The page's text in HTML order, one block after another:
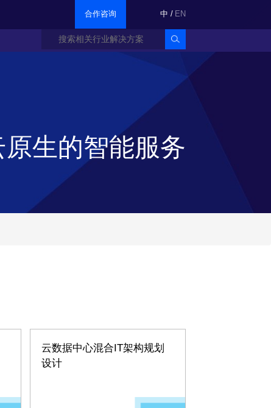
合作咨询 中 / EN
生的智能服务
云数据中心混合IT架构规划
设计